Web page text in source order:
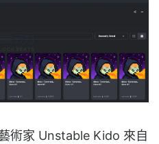
術家 Unstable Kido 來自